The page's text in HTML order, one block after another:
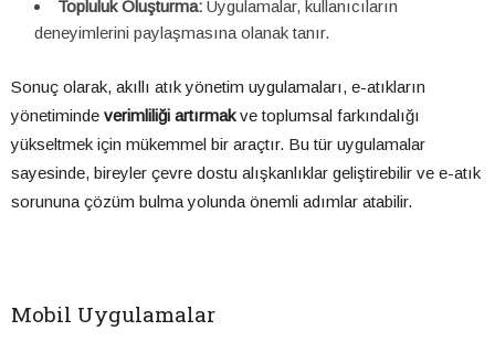
Topluluk Oluşturma: Uygulamalar, kullanıcıların
deneyimlerini paylaşmasına olanak tanır.
Sonuç olarak, akıllı atık yönetim uygulamaları, e-atıkların
yönetiminde verimliliği artırmakve toplumsal farkındalığı
yükseltmek için mükemmel bir araçtır. Bu tür uygulamalar
sayesinde, bireyler çevre dostu alışkanlıklar geliştirebilir ve e-atık
sorununa çözüm bulma yolunda önemli adımlar atabilir.
Mobil Uygulamalar